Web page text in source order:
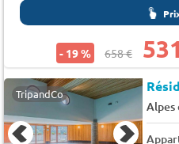
- 19 % 658 €
TripandCo
Alpes